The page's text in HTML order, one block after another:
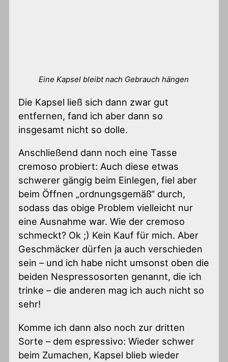
Eine Kapsel bleibt nach Gebrauch hängen
Die Kapsel ließ sich dann zwar gut
entfernen, fand ich aber dann so
insgesamt nicht so dolle.
Anschließend dann noch eine Tasse
cremoso probiert: Auch diese etwas
schwerer gängig beim Einlegen, fiel aber
beim Öffnen „ordnungsgemäß“ durch,
sodass das obige Problem vielleicht nur
eine Ausnahme war. Wie der cremoso
schmeckt? Ok ;) Kein Kauf für mich. Aber
Geschmäcker dürfen ja auch verschieden
sein – und ich habe nicht umsonst oben die
beiden Nespressosorten genannt, die ich
trinke – die anderen mag ich auch nicht so
sehr!
Komme ich dann also noch zur dritten
Sorte – dem espressivo: Wieder schwer
beim Zumachen, Kapsel blieb wieder